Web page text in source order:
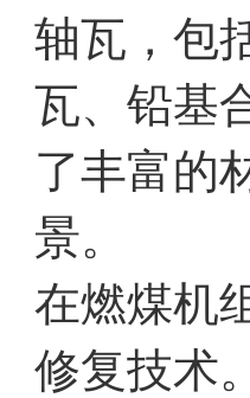
轴瓦，包
瓦、铅基
了丰富的
景。
在燃煤机
修复技术